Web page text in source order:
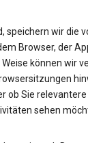
speichern wir die
Browser, der
können wir
ob Sie relevantere
sehen